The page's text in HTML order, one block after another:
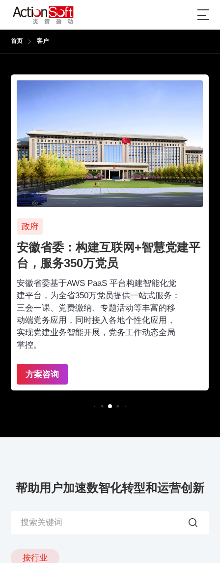
首页 客户
政府
安徽省委：构建互联网+智慧党建平
台，服务350万党员
安徽省委基于AWS PaaS 平台构建智能化党
建平台，为全省350万党员提供一站式服务：
三会一课、党费缴纳、专题活动等丰富的移
动端党务应用，同时接入各地个性化应用，
实现党建业务智能开展，党务工作动态全局
掌控。
方案咨询
帮助用户加速数智化转型和运营创新
按行业